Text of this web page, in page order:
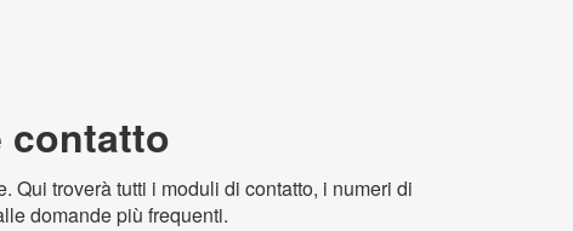
contatto
Qui troverà tutti i moduli di contatto, i numeri di
domande più frequenti.